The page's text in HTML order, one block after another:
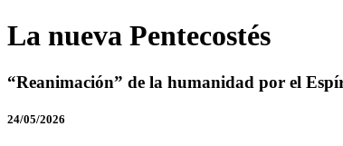
La nueva Pentecostés
“Reanimación” de la humanidad por el
24/05/2026